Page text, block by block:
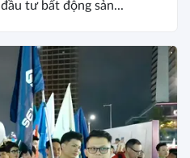
tư bất động sản...